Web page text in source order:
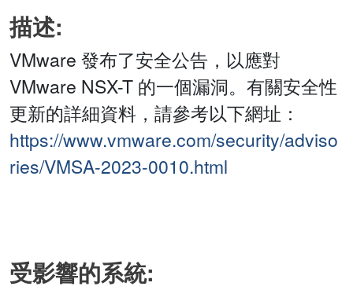
描述:
VMware 發布了安全公告，以應對
VMware NSX-T 的一個漏洞。有關安全性
更新的詳細資料，請參考以下網址：
https://www.vmware.com/security/adviso
ries/VMSA-2023-0010.html
受影響的系統: